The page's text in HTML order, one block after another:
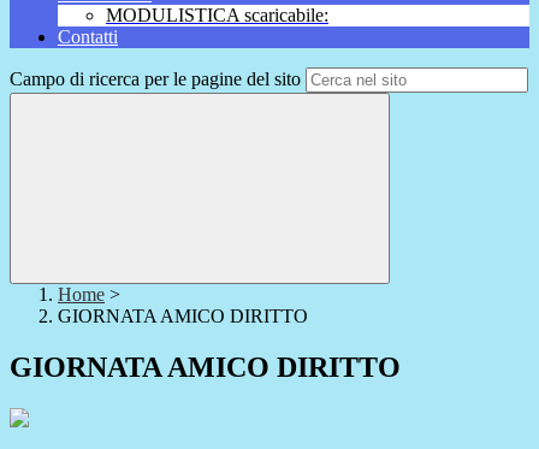
MODULISTICA scaricabile:
Contatti
Campo di ricerca per le pagine del sito
Home >
GIORNATA AMICO DIRITTO
GIORNATA AMICO DIRITTO